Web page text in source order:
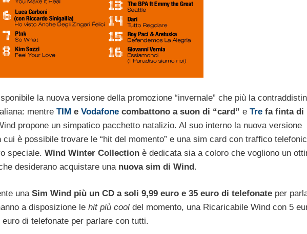
la nuova versione della promozione “invernale” che più la
mentre TIM e Vodafone combattono a suon di “card” e Tre fa finta di
propone un simpatico pacchetto natalizio. Al suo interno la nuova versione
cui è possibile trovare le “hit del momento” e una sim card con traffico
speciale. Wind Winter Collection è dedicata sia a coloro che vogliono un
desiderano acquistare una nuova sim di Wind.
una Sim Wind più un CD a soli 9,99 euro e 35 euro di telefonate per
a disposizione le hit più cool del momento, una Ricaricabile Wind con 5
di telefonate per parlare con tutti.